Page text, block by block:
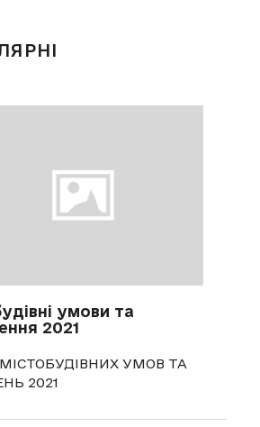
умови та
2021
УМОВ ТА
2021